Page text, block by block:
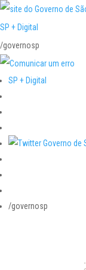
SP + Digital
/governosp
SP + Digital
/governosp